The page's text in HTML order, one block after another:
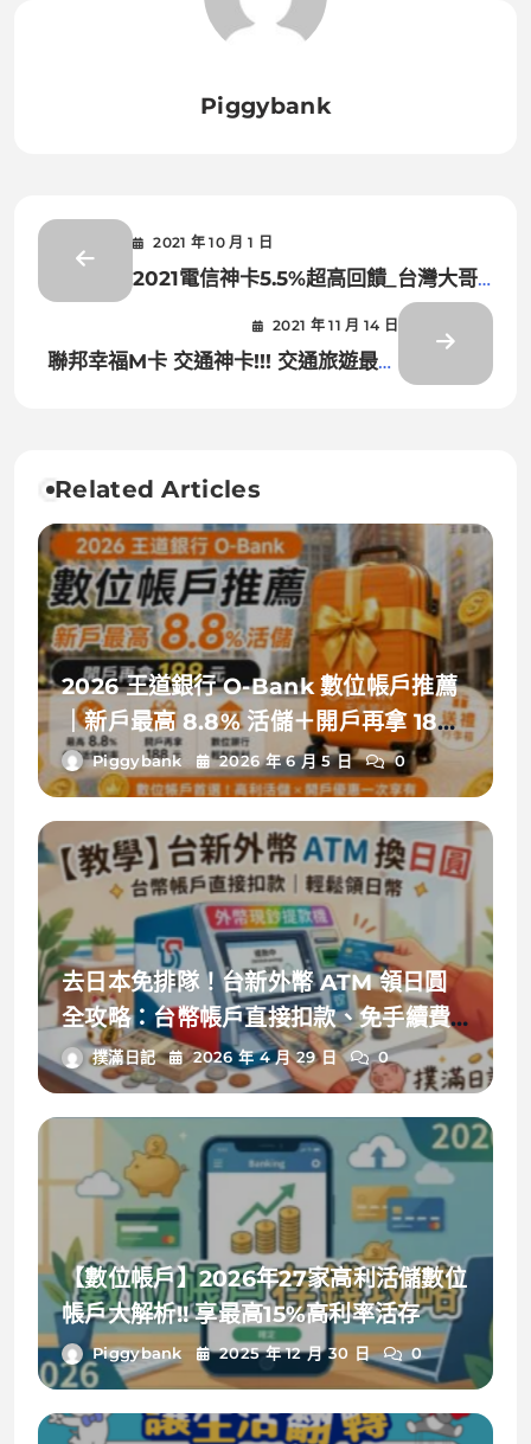
Piggybank
2021 年 10 月 1 日
2021電信神卡5.5%超高回饋_台灣大哥
2021 年 11 月 14 日
聯邦幸福M卡 交通神卡!!! 交通旅遊最高
Related Articles
2026 王道銀行 O-Bank 數位帳戶推薦
｜新戶最高 8.8% 活儲＋開戶再拿 188
元完整整理
Piggybank 2026 年 6 月 5 日 0
去日本免排隊！台新外幣 ATM 領日圓
全攻略：台幣帳戶直接扣款、免手續費
教學（加碼 $300 開戶禮）
撲滿日記 2026 年 4 月 29 日 0
【數位帳戶】2026年27家高利活儲數位
帳戶大解析!! 享最高15%高利率活存
Piggybank 2025 年 12 月 30 日 0